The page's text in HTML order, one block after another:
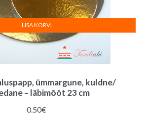
ümmargune, kuldne/
– läbimõõt 23 cm
0.50€
LISA KORVI